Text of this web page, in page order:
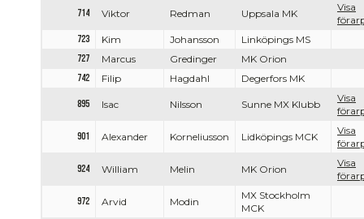
714 Viktor Redman Uppsala MK
Visa
723
Kim Johansson
Linköpings MS
727
Marcus Gredinger
MK Orion
742
Filip Hagdahl Degerfors MK
895 Isac Nilsson Sunne MX Klubb
Visa
901 Alexander Korneliusson Lidköpings MCK
Visa
924 William Melin MK Orion
Visa
972 Arvid Modin
MX Stockholm
MCK